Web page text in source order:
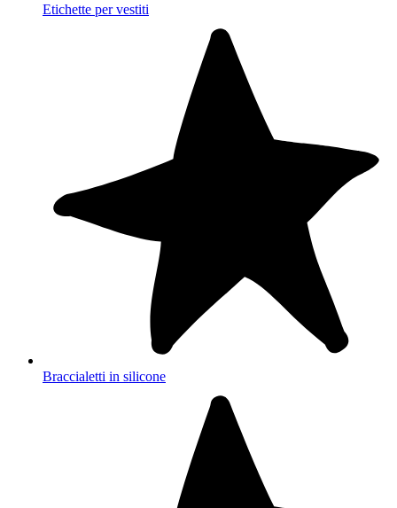
Etichette per vestiti
Braccialetti in silicone